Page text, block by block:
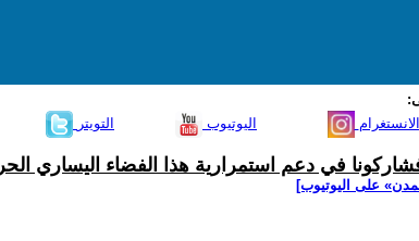
التويتر اليوتيوب الانستغرام
في دعم استمرارية هذا الفضاء اليساري الحر
على اليوتيوب]